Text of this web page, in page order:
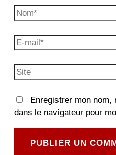
Nom*
E-
mail*
Site
Enregistrer mon nom,
dans le navigateur pour